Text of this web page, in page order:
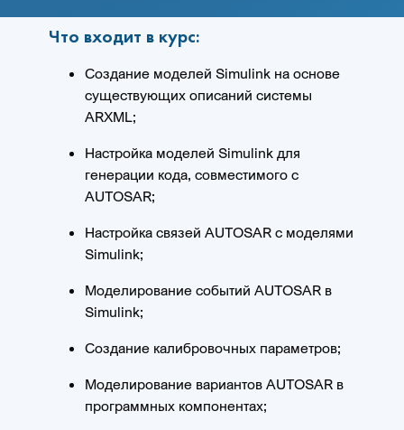
Что входит в курс:
Создание моделей Simulink на основе
существующих описаний системы
ARXML;
Настройка моделей Simulink для
генерации кода, совместимого с
AUTOSAR;
Настройка связей AUTOSAR с моделями
Simulink;
Моделирование событий AUTOSAR в
Simulink;
Создание калибровочных параметров;
Моделирование вариантов AUTOSAR в
программных компонентах;